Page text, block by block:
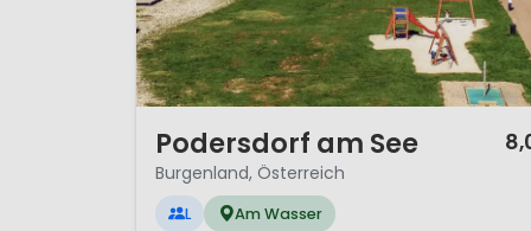
Podersdorf am See
Burgenland, Österreich
L Am Wasser